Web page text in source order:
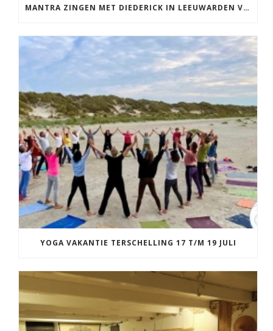
MANTRA ZINGEN MET DIEDERICK IN LEEUWARDEN VRIJDAG 12 JUNI KIRTAN
YOGA VAKANTIE TERSCHELLING 17 T/M 19 JULI